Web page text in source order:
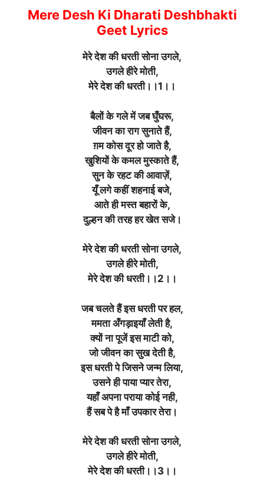
Mere Desh Ki Dharati Deshbhakti
Geet Lyrics
मेरे देश की धरती सोना उगले,
उगले हीरे मोती,
मेरे देश की धरती।।1।।
बैलों के गले में जब घुँघरू,
जीवन का राग सुनाते हैं,
ग़म कोस दूर हो जाते है,
खुशियों के कमल मुस्काते हैं,
सुन के रहट की आवाज़ें,
यूँ लगे कहीं शहनाई बजे,
आते ही मस्त बहारों के,
दुल्हन की तरह हर खेत सजे।
मेरे देश की धरती सोना उगले,
उगले हीरे मोती,
मेरे देश की धरती।।2।।
जब चलते हैं इस धरती पर हल,
ममता अँगड़ाइयाँ लेती है,
क्यों ना पूजें इस माटी को,
जो जीवन का सुख देती है,
इस धरती पे जिसने जन्म लिया,
उसने ही पाया प्यार तेरा,
यहाँ अपना पराया कोई नही,
हैं सब पे है माँ उपकार तेरा।
मेरे देश की धरती सोना उगले,
उगले हीरे मोती,
मेरे देश की धरती।।3।।